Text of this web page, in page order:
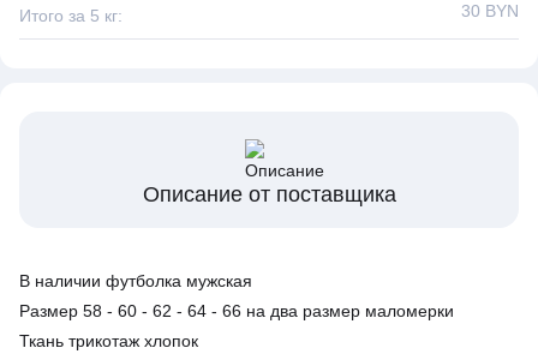
Итого за 5 кг:
30 BYN
Описание от поставщика
В наличии футболка мужская
Размер 58 - 60 - 62 - 64 - 66 на два размер маломерки
Ткань трикотаж хлопок